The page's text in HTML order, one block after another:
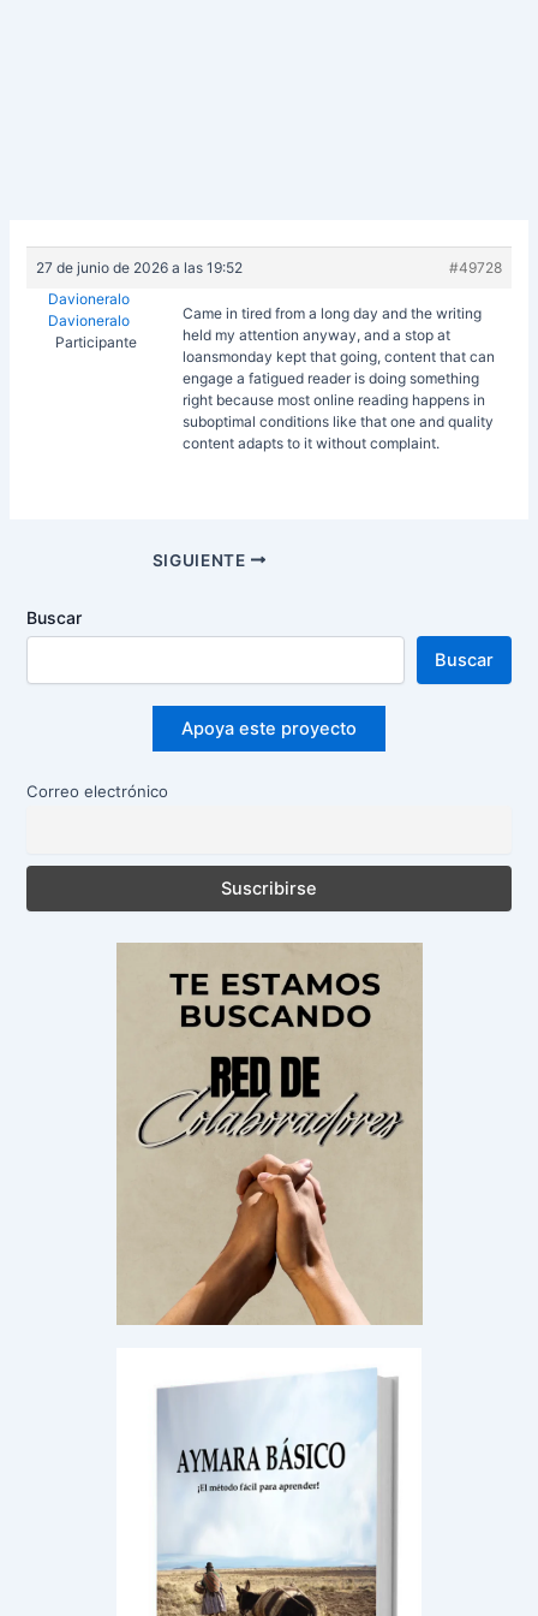
27 de junio de 2026 a las 19:52
#49728
Davioneralo
Davioneralo
Participante
Came in tired from a long day and the writing
held my attention anyway, and a stop at
loansmonday kept that going, content that can
engage a fatigued reader is doing something
right because most online reading happens in
suboptimal conditions like that one and quality
content adapts to it without complaint.
entradas
SIGUIENTE
Buscar
Buscar
Apoya este proyecto
Correo electrónico